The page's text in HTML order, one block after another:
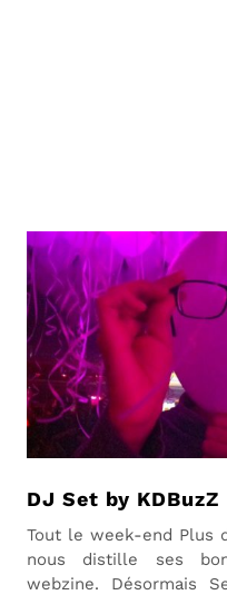
DJ Set by KDBuzZ
Tout le week-end Plus
nous distille ses
webzine. Désormais